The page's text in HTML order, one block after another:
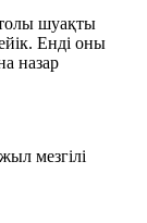
шуақты
Енді оны
назар
мезгілі